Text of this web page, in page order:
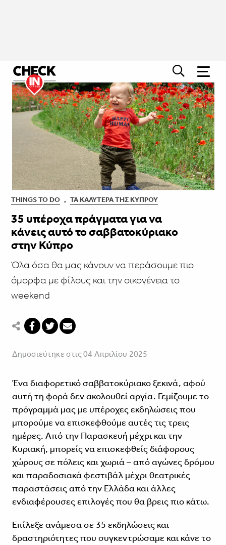
THINGS TO DO , ΤΑ ΚΑΛΎΤΕΡΑ ΤΗΣ ΚΎΠΡΟΥ
35 υπέροχα πράγματα για να
κάνεις αυτό το σαββατοκύριακο
στην Κύπρο
Όλα όσα θα μας κάνουν να περάσουμε πιο
όμορφα με φίλους και την οικογένεια το
weekend
Δημοσιεύτηκε στις 04 Απριλίου 2025
Ένα διαφορετικό σαββατοκύριακο ξεκινά, αφού
αυτή τη φορά δεν ακολουθεί αργία. Γεμίζουμε το
πρόγραμμά μας με υπέροχες εκδηλώσεις που
μπορούμε να επισκεφθούμε αυτές τις τρεις
ημέρες. Από την Παρασκευή μέχρι και την
Κυριακή, μπορείς να επισκεφθείς διάφορους
χώρους σε πόλεις και χωριά – από αγώνες δρόμου
και παραδοσιακά φεστιβάλ μέχρι θεατρικές
παραστάσεις από την Ελλάδα και άλλες
ενδιαφέρουσες επιλογές που θα βρεις πιο κάτω.
Επίλεξε ανάμεσα σε 35 εκδηλώσεις και
δραστηριότητες που συγκεντρώσαμε και κάνε το